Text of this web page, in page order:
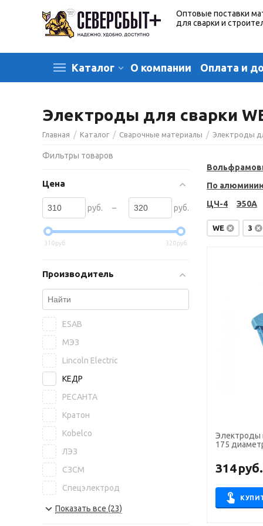
Оптовые поставки
для сварки и
Каталог О компании Оплата и
Электроды для сварки
Главная / Каталог / Сварочные материалы / Электроды
По
ЦЧ-4
Э50А
WE 3
Электроды
175
314руб.
Фильтры товаров
Цена
руб. – руб.
310руб. 320руб.
Производитель
ESAB
МЭЗ
Lincoln Electric
КЕДР
РЕСАНТА
Кратон
Kobelco
ЛЭЗ
СЗСМ
Спецэлектрод
NITTETSU
Показать все (23)